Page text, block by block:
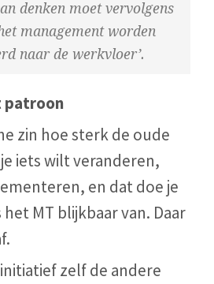
denken moet vervolgens
management worden
naar de werkvloer’.
patroon
zin hoe sterk de oude
iets wilt veranderen,
en dat doe je
het MT blijkbaar van. Daar
zelf de andere